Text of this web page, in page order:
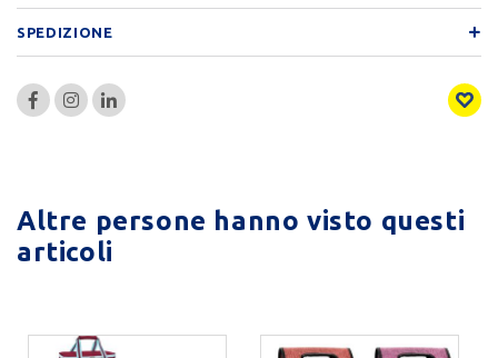
SPEDIZIONE
Altre persone hanno visto questi
articoli